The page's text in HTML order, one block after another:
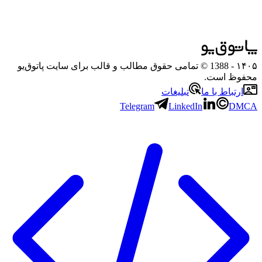
۱۴۰۵
- 1388 © تمامی حقوق مطالب و قالب برای سایت پاتوق‌یو
محفوظ است.
ارتباط با ما
تبلیغات
Telegram
LinkedIn DMCA